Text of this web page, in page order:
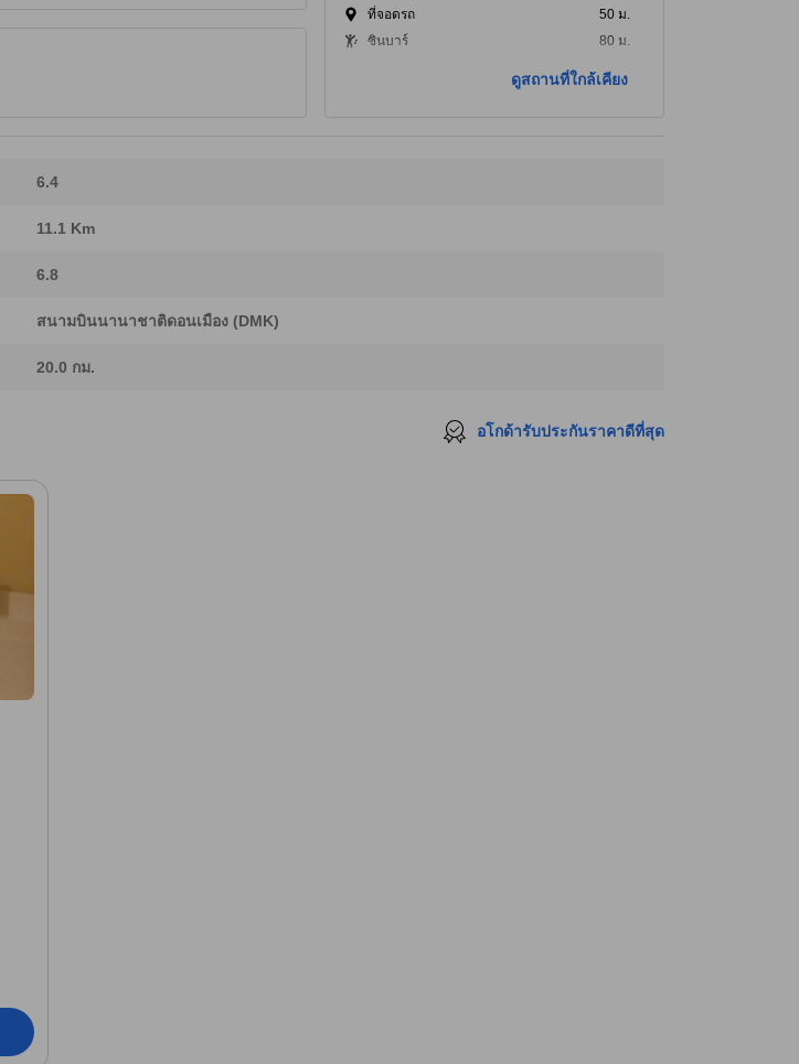
ที่จอดรถ
50 ม.
ซินบาร์
80 ม.
140 ม.
ดูสถานที่ใกล้เคียง
6.4
11.1 Km
6.8
สนามบินนานาชาติดอนเมือง (DMK)
20.0 กม.
อโกด้ารับประกันราคาดีที่สุด